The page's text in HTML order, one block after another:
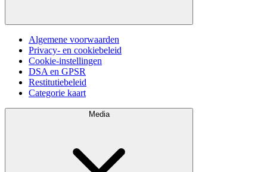
Algemene voorwaarden
Privacy- en cookiebeleid
Cookie-instellingen
DSA en GPSR
Restitutiebeleid
Categorie kaart
Media